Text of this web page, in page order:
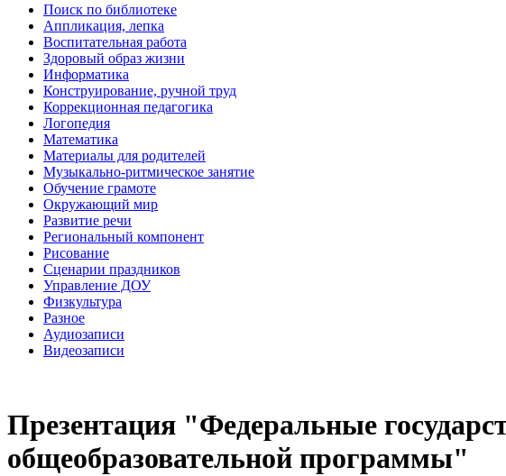
Поиск по библиотеке
Аппликация, лепка
Воспитательная работа
Здоровый образ жизни
Информатика
Конструирование, ручной труд
Коррекционная педагогика
Логопедия
Математика
Материалы для родителей
Музыкально-ритмическое занятие
Обучение грамоте
Окружающий мир
Развитие речи
Региональный компонент
Рисование
Сценарии праздников
Управление ДОУ
Физкультура
Разное
Аудиозаписи
Видеозаписи
Презентация "Федеральные
общеобразовательной программы"